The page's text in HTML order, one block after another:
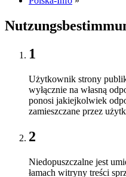
1
Użytkownik strony
wyłącznie na własną
ponosi jakiejkolwiek
zamieszczane przez
2
Niedopuszczalne jest
łamach witryny treści